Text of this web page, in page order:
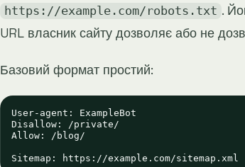
https://example.com/robots.txt .
URL власник сайту дозволяє або не
Базовий формат простий:
User-agent: ExampleBot
Disallow: /private/
Allow: /blog/